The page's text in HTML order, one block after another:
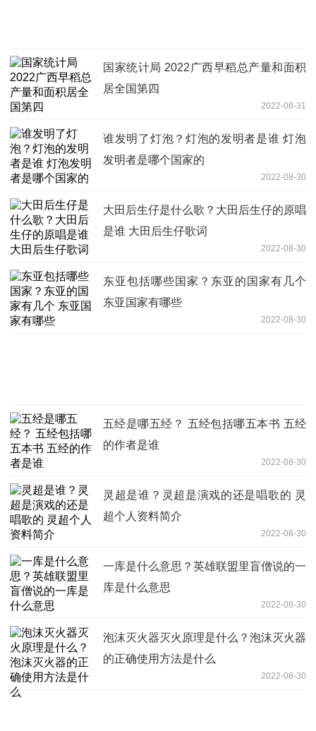
国家统计局 2022广西早稻总产量和面积
居全国第四
2022-08-31
谁发明了灯泡？灯泡的发明者是谁 灯泡
发明者是哪个国家的
2022-08-30
大田后生仔是什么歌？大田后生仔的原唱
是谁 大田后生仔歌词
2022-08-30
东亚包括哪些国家？东亚的国家有几个
东亚国家有哪些
2022-08-30
五经是哪五经？ 五经包括哪五本书 五经
的作者是谁
2022-08-30
灵超是谁？灵超是演戏的还是唱歌的 灵
超个人资料简介
2022-08-30
一库是什么意思？英雄联盟里盲僧说的一
库是什么意思
2022-08-30
泡沫灭火器灭火原理是什么？泡沫灭火器
的正确使用方法是什么
2022-08-30